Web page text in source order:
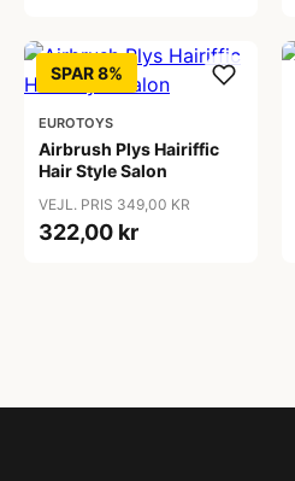
SPAR 8%
EUROTOYS
Airbrush Plys Hairiffic
Hair Style Salon
VEJL. PRIS 349,00 KR
322,00 kr